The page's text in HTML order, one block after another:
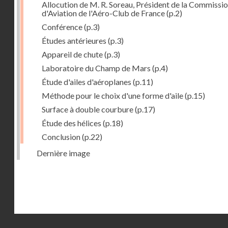
Allocution de M. R. Soreau, Président de la
d'Aviation de l'Aéro-Club de France(p.2)
Conférence(p.3)
Études antérieures (p.3)
Appareil de chute(p.3)
Laboratoire du Champ de Mars (p.4)
Étude d'ailes d'aéroplanes (p.11)
Méthode pour le choix d'une forme d'aile(p.15)
Surface à double courbure(p.17)
Étude des hélices (p.18)
Conclusion(p.22)
Dernière image